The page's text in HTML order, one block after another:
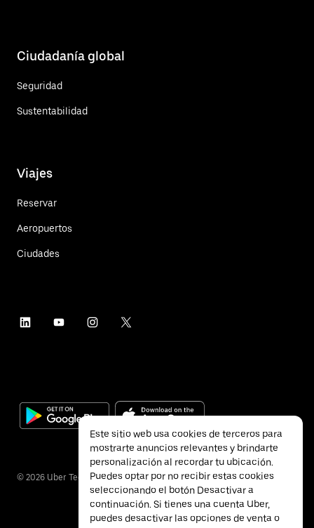
Ciudadanía global
Seguridad
Sustentabilidad
Viajes
Reservar
Aeropuertos
Ciudades
© 2026 Uber Technologies Inc.
Este sitio web usa cookies de terceros para
mostrarte anuncios relevantes y brindarte
personalización al recordar tu ubicación.
Puedes optar por no recibir estas cookies
seleccionando el botón Desactivar a
continuación. Si tienes una cuenta Uber,
puedes desactivar las opciones de venta o